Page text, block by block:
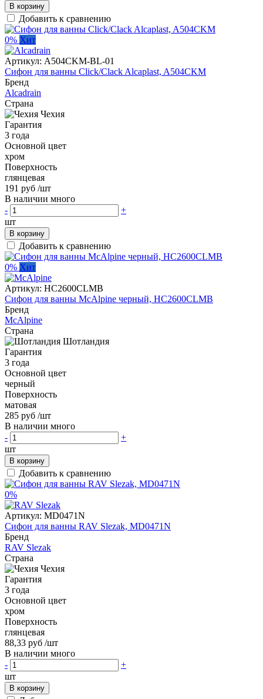
В корзину
Добавить к сравнению
0% Хит
Артикул: A504CKM-BL-01
Сифон для ванны Click/Clack Alcaplast, A504CKM
Бренд
Alcadrain
Страна
Чехия
Гарантия
3 года
Основной цвет
хром
Поверхность
глянцевая
191 руб /шт
В наличии много
-
+
шт
В корзину
Добавить к сравнению
0% Хит
Артикул: HC2600CLMB
Сифон для ванны McAlpine черный, HC2600CLMB
Бренд
McAlpine
Страна
Шотландия
Гарантия
3 года
Основной цвет
черный
Поверхность
матовая
285 руб /шт
В наличии много
-
+
шт
В корзину
Добавить к сравнению
0%
Артикул: MD0471N
Сифон для ванны RAV Slezak, MD0471N
Бренд
RAV Slezak
Страна
Чехия
Гарантия
3 года
Основной цвет
хром
Поверхность
глянцевая
88,33 руб /шт
В наличии много
-
+
шт
В корзину